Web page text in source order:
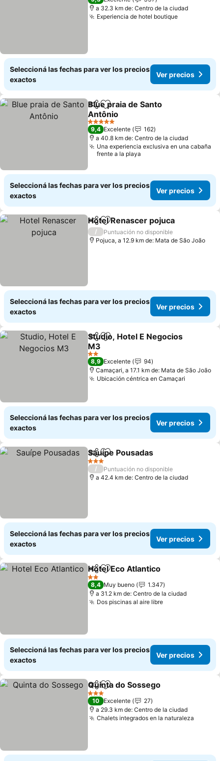
a 32.3 km de: Centro de la ciudad
Experiencia de hotel boutiqueVer precios
Seleccioná las fechas para ver los precios
exactos
Ver precios
CompartirAñadir a favoritos
Blue praia de Santo
Antônio
Ver precios
5 Estrellas
9,4 Excelente
162
a 40.8 km de: Centro de la ciudad
Una experiencia exclusiva en una cabaña
frente a la playa
Seleccioná las fechas para ver los precios
exactos
Ver precios
CompartirAñadir a favoritos
Hotel Renascer pojuca
/
Puntuación no disponible
Pojuca, a 12.9 km de: Mata de São João
Seleccioná las fechas para ver los precios
exactos
Ver precios
CompartirAñadir a favoritos
Studio, Hotel E Negocios
M3
Ver precios
2 Estrellas
8,9 Excelente
94
Camaçari, a 17.1 km de: Mata de São João
Ubicación céntrica en Camaçari
Seleccioná las fechas para ver los precios
exactos
Ver precios
CompartirAñadir a favoritos
Sauípe Pousadas
3 Estrellas
/
Puntuación no disponible
a 42.4 km de: Centro de la ciudad
Seleccioná las fechas para ver los precios
exactos
Ver precios
CompartirAñadir a favoritos
Hotel Eco Atlantico
2 Estrellas
8,4 Muy bueno
1.347
a 31.2 km de: Centro de la ciudad
Dos piscinas al aire libreVer precios
Seleccioná las fechas para ver los precios
exactos
Ver precios
CompartirAñadir a favoritos
Quinta do Sossego
3 Estrellas
10 Excelente
27
a 29.3 km de: Centro de la ciudad
Chalets integrados en la naturaleza